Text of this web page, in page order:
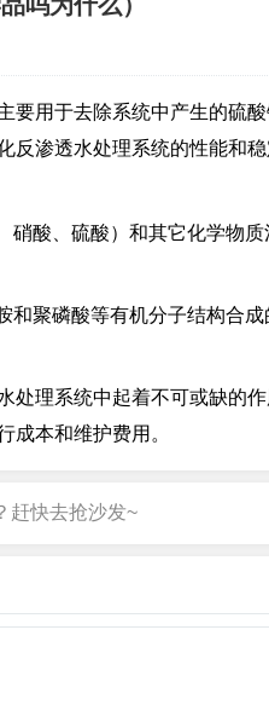
要用于去除系统中产生的硫
渗透水处理系统的性能和稳
酸、硫酸）和其它化学物
聚磷酸等有机分子结构合
理系统中起着不可或缺的
成本和维护费用。